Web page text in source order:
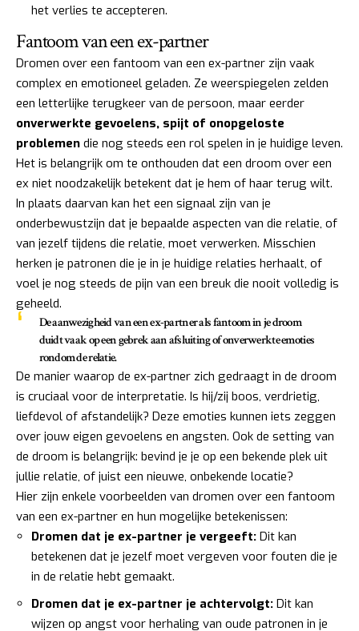
het verlies te accepteren.
Fantoom van een ex-partner
Dromen over een fantoom van een ex-partner zijn vaak
complex en emotioneel geladen. Ze weerspiegelen zelden
een letterlijke terugkeer van de persoon, maar eerder
onverwerkte gevoelens, spijt of onopgeloste
problemen die nog steeds een rol spelen in je huidige leven.
Het is belangrijk om te onthouden dat een droom over een
ex niet noodzakelijk betekent dat je hem of haar terug wilt.
In plaats daarvan kan het een signaal zijn van je
onderbewustzijn dat je bepaalde aspecten van die relatie, of
van jezelf tijdens die relatie, moet verwerken. Misschien
herken je patronen die je in je huidige relaties herhaalt, of
voel je nog steeds de pijn van een breuk die nooit volledig is
geheeld.
De aanwezigheid van een ex-partner als fantoom in je droom
duidt vaak op een gebrek aan afsluiting of onverwerkte emoties
rondom de relatie.
De manier waarop de ex-partner zich gedraagt in de droom
is cruciaal voor de interpretatie. Is hij/zij boos, verdrietig,
liefdevol of afstandelijk? Deze emoties kunnen iets zeggen
over jouw eigen gevoelens en angsten. Ook de setting van
de droom is belangrijk: bevind je je op een bekende plek uit
jullie relatie, of juist een nieuwe, onbekende locatie?
Hier zijn enkele voorbeelden van dromen over een fantoom
van een ex-partner en hun mogelijke betekenissen:
Dromen dat je ex-partner je vergeeft: Dit kan
betekenen dat je jezelf moet vergeven voor fouten die je
in de relatie hebt gemaakt.
Dromen dat je ex-partner je achtervolgt: Dit kan
wijzen op angst voor herhaling van oude patronen in je